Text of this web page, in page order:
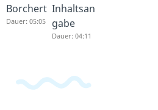
Borchert
Dauer: 05:05
Inhaltsan
gabe
Dauer: 04:11